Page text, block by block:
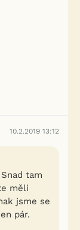
10.2.2019 13:12
tam
měli
jsme se
pár.